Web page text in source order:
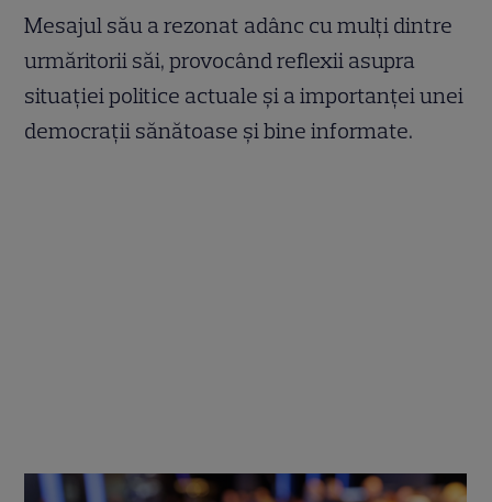
Mesajul său a rezonat adânc cu mulți dintre
urmăritorii săi, provocând reflexii asupra
situației politice actuale și a importanței unei
democrații sănătoase și bine informate.